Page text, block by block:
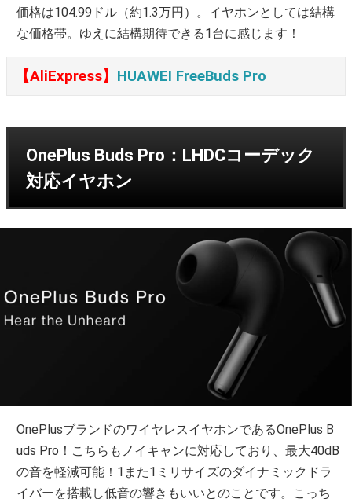
価格は104.99ドル（約1.3万円）。イヤホンとしては結構
な価格帯。ゆえに結構期待できる1台に感じます！
【AliExpress】 HUAWEI FreeBuds Pro
OnePlus Buds Pro：LHDCコーデック
対応イヤホン
OnePlusブランドのワイヤレスイヤホンであるOnePlus B
uds Pro！こちらもノイキャンに対応しており、最大40dB
の音を軽減可能！1また1ミリサイズのダイナミックドラ
イバーを搭載し低音の響きもいいとのことです。こっち